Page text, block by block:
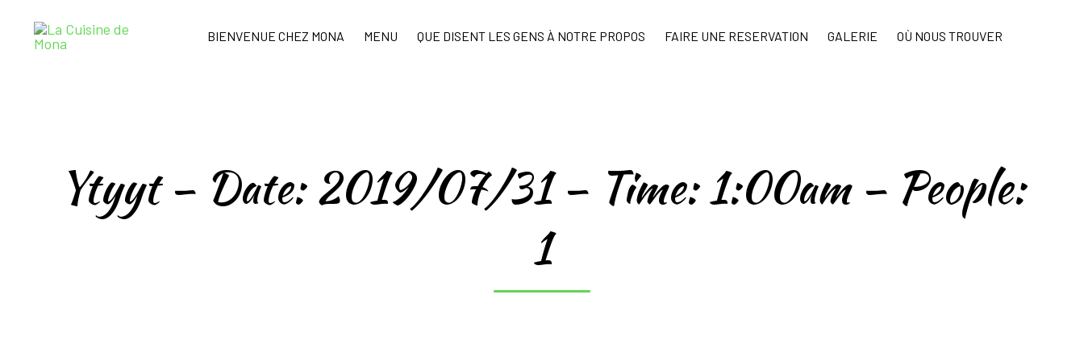
BIENVENUE CHEZ MONA MENU QUE DISENT LES GENS À NOTRE PROPOS FAIRE UNE RESERVATION GALERIE OÙ NOUS TROUVER
Ytyyt – Date: 2019/07/31 – Time: 1:00am – People:
1